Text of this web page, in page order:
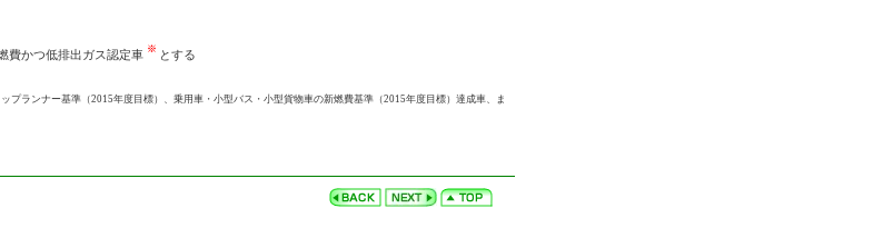
車
自動車
費かつ低排出ガス認定車
とする
プランナー基準（2015年度目標）、乗用車・小型バス・小型貨物車の新燃費基準（2015年度目標）達成車、ま